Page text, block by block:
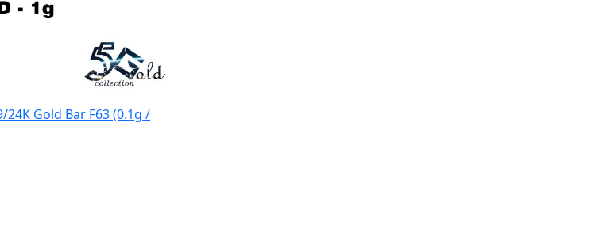
24K Gold Bar F63 (0.1g /